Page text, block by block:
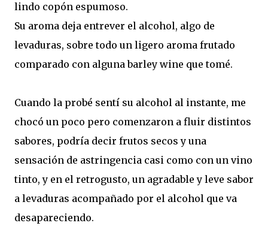
lindo copón espumoso.
Su aroma deja entrever el alcohol, algo de
levaduras, sobre todo un ligero aroma frutado
comparado con alguna barley wine que tomé.
Cuando la probé sentí su alcohol al instante, me
chocó un poco pero comenzaron a fluir distintos
sabores, podría decir frutos secos y una
sensación de astringencia casi como con un vino
tinto, y en el retrogusto, un agradable y leve sabor
a levaduras acompañado por el alcohol que va
desapareciendo.